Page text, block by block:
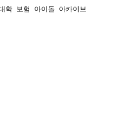
학 보험 아이돌 아카이브